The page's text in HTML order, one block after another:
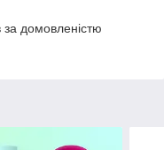
домовленістю